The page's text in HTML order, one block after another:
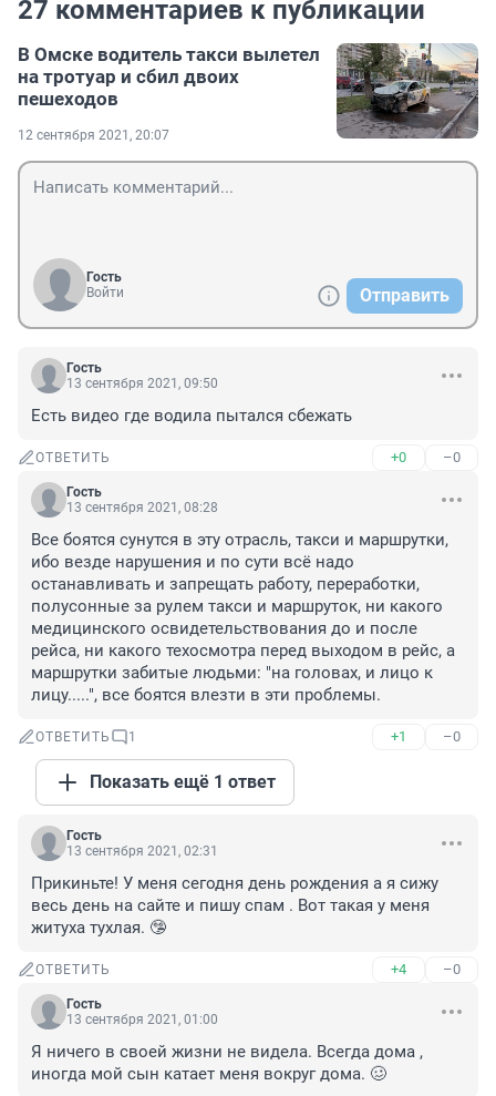
27 комментариев к публикации
В Омске водитель такси вылетел
на тротуар и сбил двоих
пешеходов
12 сентября 2021, 20:07
Гость
Войти
Отправить
Гость
13 сентября 2021, 09:50
Есть видео где водила пытался сбежать
ОТВЕТИТЬ +0 –0
Гость
13 сентября 2021, 08:28
Все боятся сунутся в эту отрасль, такси и маршрутки,
ибо везде нарушения и по сути всё надо
останавливать и запрещать работу, переработки,
полусонные за рулем такси и маршруток, ни какого
медицинского освидетельствования до и после
рейса, ни какого техосмотра перед выходом в рейс, а
маршрутки забитые людьми: "на головах, и лицо к
лицу.....", все боятся влезти в эти проблемы.
ОТВЕТИТЬ 1 +1 –0
Показать ещё 1 ответ
Гость
13 сентября 2021, 02:31
Прикиньте! У меня сегодня день рождения а я сижу
весь день на сайте и пишу спам . Вот такая у меня
житуха тухлая. 🤥
ОТВЕТИТЬ +4 –0
Гость
13 сентября 2021, 01:00
Я ничего в своей жизни не видела. Всегда дома ,
иногда мой сын катает меня вокруг дома. 🥴